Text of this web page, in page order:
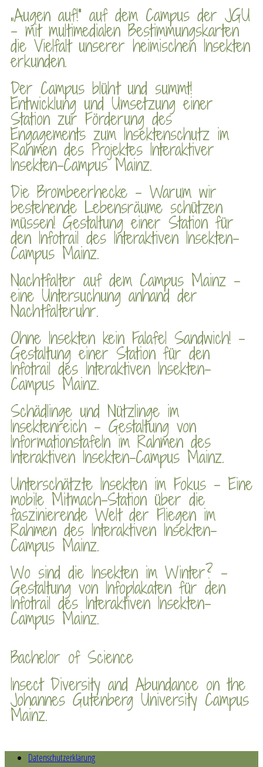
„Augen auf!“ auf dem Campus der JGU
– mit multimedialen Bestimmungskarten
die Vielfalt unserer heimischen Insekten
erkunden.
Der Campus blüht und summt!
Entwicklung und Umsetzung einer
Station zur Förderung des
Engagements zum Insektenschutz im
Rahmen des Projektes Interaktiver
Insekten-Campus Mainz.
Die Brombeerhecke – Warum wir
bestehende Lebensräume schützen
müssen! Gestaltung einer Station für
den Infotrail des Interaktiven Insekten-
Campus Mainz.
Nachtfalter auf dem Campus Mainz –
eine Untersuchung anhand der
Nachtfalteruhr.
Ohne Insekten kein Falafel Sandwich! –
Gestaltung einer Station für den
Infotrail des Interaktiven Insekten-
Campus Mainz.
Schädlinge und Nützlinge im
Insektenreich – Gestaltung von
Informationstafeln im Rahmen des
Interaktiven Insekten-Campus Mainz.
Unterschätzte Insekten im Fokus – Eine
mobile Mitmach-Station über die
faszinierende Welt der Fliegen im
Rahmen des Interaktiven Insekten-
Campus Mainz.
Wo sind die Insekten im Winter? –
Gestaltung von Infoplakaten für den
Infotrail des Interaktiven Insekten-
Campus Mainz.
Bachelor of Science
Insect Diversity and Abundance on the
Johannes Gutenberg University Campus
Mainz.
Datenschutzerklärung